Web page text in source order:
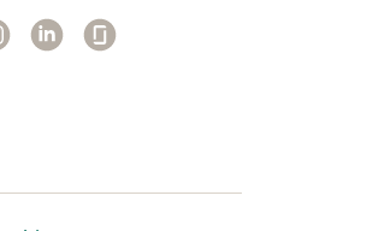
num novo separador
Instagram
abre num novo separador
Linkedin
abre num novo separador